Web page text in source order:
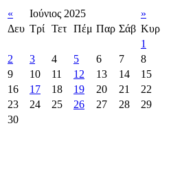
« Ιούνιος 2025
»
Δευ Τρί Τετ Πέμ Παρ Σάβ Κυρ
1
2
3 4 5 6 7
8
9
10 11 12 13 14
15
16
17 18 19 20 21
22
23
24 25 26 27 28
29
30